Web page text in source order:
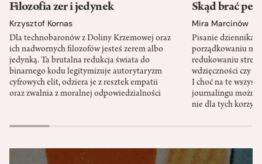
Filozofia zer i jedynek
Krzysztof Kornas
Dla technobaronów z Doliny Krzemowej oraz
ich nadwornych filozofów jesteś zerem albo
jedynką. Ta brutalna redukcja świata do
binarnego kodu legitymizuje autorytaryzm
cyfrowych elit, odziera je z resztek empatii
oraz zwalnia z moralnej odpowiedzialności
Skąd brać
Mira Marcinów
Pisanie dziennika
porządkowaniu
redukowaniu
wdzięczności czy
I choć na te
journalingu można
nie dla tych